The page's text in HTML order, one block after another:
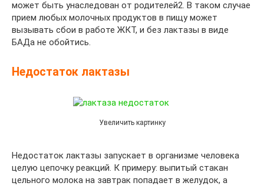
может быть унаследован от родителей2. В таком случае
прием любых молочных продуктов в пищу может
вызывать сбои в работе ЖКТ, и без лактазы в виде
БАДа не обойтись.
Недостаток лактазы
Увеличить картинку
Недостаток лактазы запускает в организме человека
целую цепочку реакций. К примеру: выпитый стакан
цельного молока на завтрак попадает в желудок, а